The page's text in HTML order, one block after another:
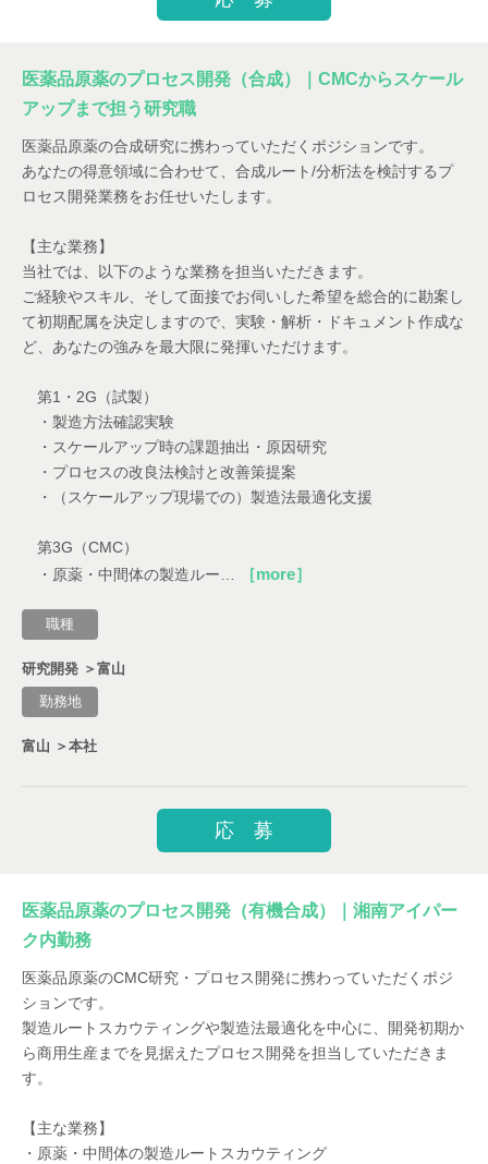
医薬品原薬のプロセス開発（合成）｜CMCからスケール
アップまで担う研究職
医薬品原薬の合成研究に携わっていただくポジションです。
あなたの得意領域に合わせて、合成ルート/分析法を検討するプ
ロセス開発業務をお任せいたします。
【主な業務】
当社では、以下のような業務を担当いただきます。
ご経験やスキル、そして面接でお伺いした希望を総合的に勘案し
て初期配属を決定しますので、実験・解析・ドキュメント作成な
ど、あなたの強みを最大限に発揮いただけます。
第1・2G（試製）
・製造方法確認実験
・スケールアップ時の課題抽出・原因研究
・プロセスの改良法検討と改善策提案
・（スケールアップ現場での）製造法最適化支援
第3G（CMC）
・原薬・中間体の製造ルー…
［more］
職種
研究開発 ＞富山
勤務地
富山 ＞本社
応 募
医薬品原薬のプロセス開発（有機合成）｜湘南アイパー
ク内勤務
医薬品原薬のCMC研究・プロセス開発に携わっていただくポジ
ションです。
製造ルートスカウティングや製造法最適化を中心に、開発初期か
ら商用生産までを見据えたプロセス開発を担当していただきま
す。
【主な業務】
・原薬・中間体の製造ルートスカウティング